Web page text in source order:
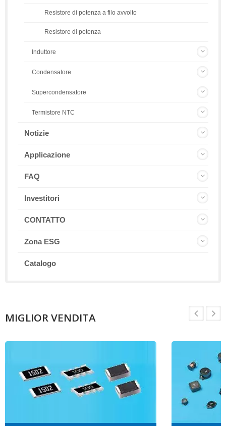
Resistore di potenza a filo avvolto
Resistore di potenza
Induttore
Condensatore
Supercondensatore
Termistore NTC
Notizie
Applicazione
FAQ
Investitori
CONTATTO
Zona ESG
Catalogo
MIGLIOR VENDITA